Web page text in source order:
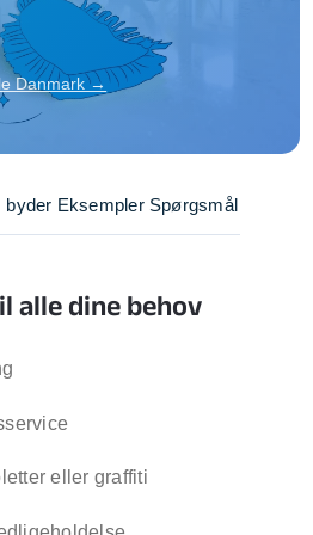
Danmark →
byder Eksempler Spørgsmål
alle dine behov
eller graffiti